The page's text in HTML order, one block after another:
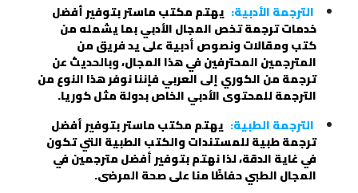
الترجمة الأدبية: يهتم مكتب ماستر بتوفير أفضل
خدمات ترجمة تخص المجال الأدبي بما يشمله من
كتب ومقالات ونصوص أدبيةعلى يد فريق من
المترجمين المحترفين في هذا المجال، وبالحديث عن
ترجمة من الكوري إلى العربي فإننا نوفر هذا النوع من
الترجمة للمحتوى الأدبي الخاص بدولة مثل كوريا.
الترجمة الطبية: يهتم مكتب ماستر بتوفير أفضل
ترجمة طبية للمستندات والكتب الطبية التي تكون
في غاية الدقة، لذا نهتم بتوفير أفضل مترجمين في
المجال الطبي حفاظًا منا على صحة المرضى.